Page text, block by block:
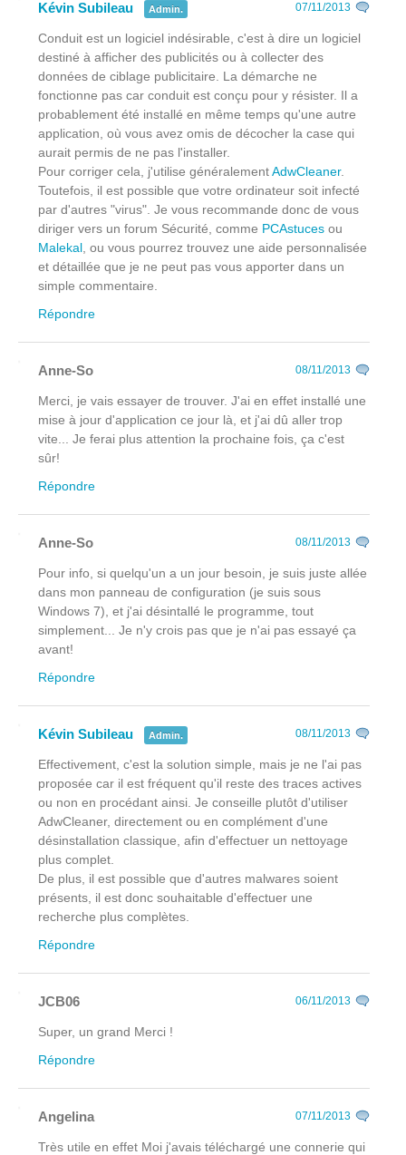
Kévin Subileau Admin. 07/11/2013
Conduit est un logiciel indésirable, c'est à dire un logiciel
destiné à afficher des publicités ou à collecter des
données de ciblage publicitaire. La démarche ne
fonctionne pas car conduit est conçu pour y résister. Il a
probablement été installé en même temps qu'une autre
application, où vous avez omis de décocher la case qui
aurait permis de ne pas l'installer.
Pour corriger cela, j'utilise généralementAdwCleaner.
Toutefois, il est possible que votre ordinateur soit infecté
par d'autres "virus". Je vous recommande donc de vous
diriger vers un forum Sécurité, comme PCAstuces ou
Malekal, ou vous pourrez trouvez une aide personnalisée
et détaillée que je ne peut pas vous apporter dans un
simple commentaire.
Répondre
Anne-So 08/11/2013
Merci, je vais essayer de trouver. J'ai en effet installé une
mise à jour d'application ce jour là, et j'ai dû aller trop
vite... Je ferai plus attention la prochaine fois, ça c'est
sûr!
Répondre
Anne-So 08/11/2013
Pour info, si quelqu'un a un jour besoin, je suis juste allée
dans mon panneau de configuration (je suis sous
Windows 7), et j'ai désintallé le programme, tout
simplement... Je n'y crois pas que je n'ai pas essayé ça
avant!
Répondre
Kévin Subileau Admin. 08/11/2013
Effectivement, c'est la solution simple, mais je ne l'ai pas
proposée car il est fréquent qu'il reste des traces actives
ou non en procédant ainsi. Je conseille plutôt d'utiliser
AdwCleaner, directement ou en complément d'une
désinstallation classique, afin d'effectuer un nettoyage
plus complet.
De plus, il est possible que d'autres malwares soient
présents, il est donc souhaitable d'effectuer une
recherche plus complètes.
Répondre
JCB06 06/11/2013
Super, un grand Merci !
Répondre
Angelina 07/11/2013
Très utile en effet Moi j'avais téléchargé une connerie qui